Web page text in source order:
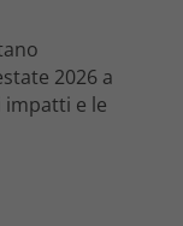
2026 a
impatti e le